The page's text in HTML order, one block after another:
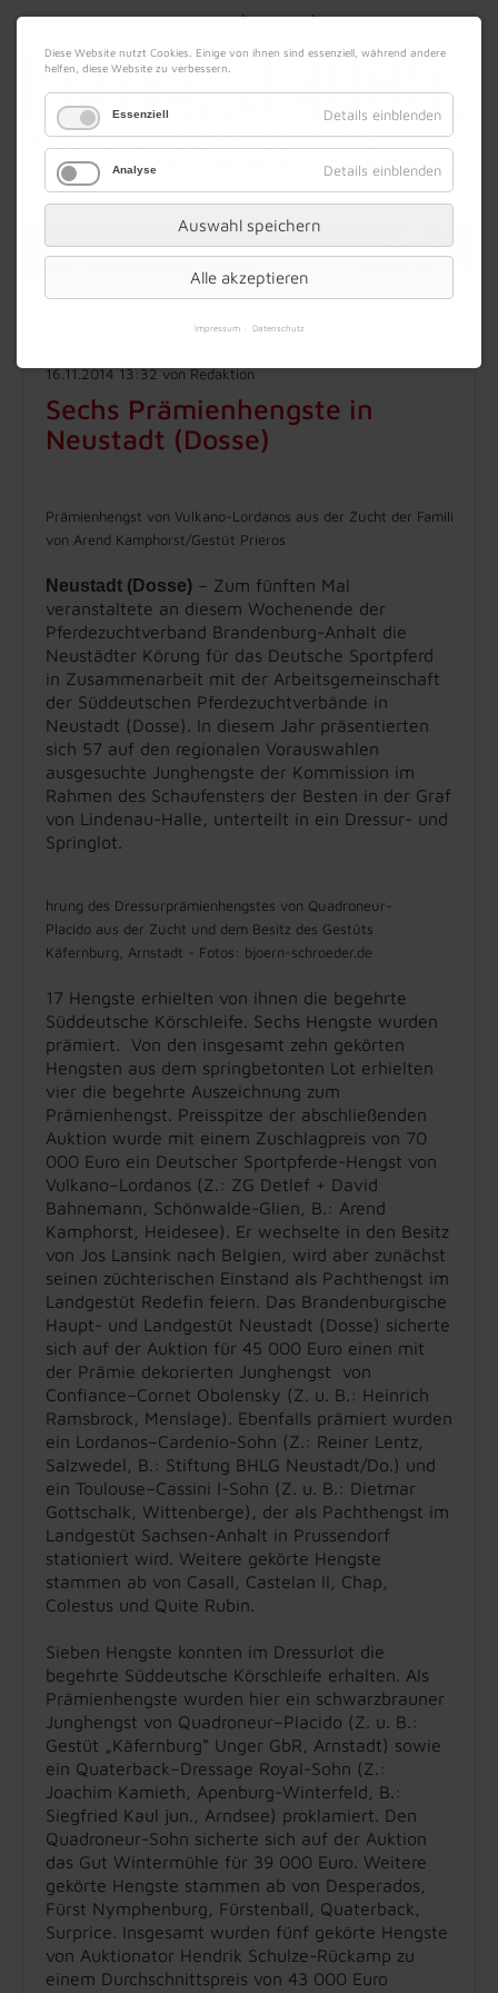
09. August 2026 Impressum|Kontakt|Datenschutz
Werbung
16.11.2014 13:32von Redaktion
Sechs Prämienhengste in
Neustadt (Dosse)
Prämienhengst von Vulkano-Lordanos aus der Zucht der Familie
von Arend Kamphorst/Gestüt Prieros
Neustadt (Dosse) – Zum fünften Mal
veranstaltete an diesem Wochenende der
Pferdezuchtverband Brandenburg-Anhalt die
Neustädter Körung für das Deutsche Sportpferd
in Zusammenarbeit mit der Arbeitsgemeinschaft
der Süddeutschen Pferdezuchtverbände in
Neustadt (Dosse). In diesem Jahr präsentierten
sich 57 auf den regionalen Vorauswahlen
ausgesuchte Junghengste der Kommission im
Rahmen des Schaufensters der Besten in der Graf
von Lindenau-Halle, unterteilt in ein Dressur- und
Springlot.
hrung des Dressurprämienhengstes von Quadroneur-
Placido aus der Zucht und dem Besitz des Gestüts
Käfernburg, Arnstadt - Fotos: bjoern-schroeder.de
17 Hengste erhielten von ihnen die begehrte
Süddeutsche Körschleife. Sechs Hengste wurden
prämiert. Von den insgesamt zehn gekörten
Hengsten aus dem springbetonten Lot erhielten
vier die begehrte Auszeichnung zum
Prämienhengst. Preisspitze der abschließenden
Auktion wurde mit einem Zuschlagpreis von 70
000 Euro ein Deutscher Sportpferde-Hengst von
Vulkano–Lordanos (Z.: ZG Detlef + David
Bahnemann, Schönwalde-Glien, B.: Arend
Kamphorst, Heidesee). Er wechselte in den Besitz
von Jos Lansink nach Belgien, wird aber zunächst
seinen züchterischen Einstand als Pachthengst im
Landgestüt Redefin feiern. Das Brandenburgische
Haupt- und Landgestüt Neustadt (Dosse) sicherte
sich auf der Auktion für 45 000 Euro einen mit
der Prämie dekorierten Junghengst von
Confiance–Cornet Obolensky (Z. u. B.: Heinrich
Ramsbrock, Menslage). Ebenfalls prämiert wurden
ein Lordanos–Cardenio-Sohn (Z.: Reiner Lentz,
Salzwedel, B.: Stiftung BHLG Neustadt/Do.) und
ein Toulouse–Cassini I-Sohn (Z. u. B.: Dietmar
Gottschalk, Wittenberge), der als Pachthengst im
Landgestüt Sachsen-Anhalt in Prussendorf
stationiert wird. Weitere gekörte Hengste
stammen ab von Casall, Castelan II, Chap,
Colestus und Quite Rubin.
Sieben Hengste konnten im Dressurlot die
begehrte Süddeutsche Körschleife erhalten. Als
Prämienhengste wurden hier ein schwarzbrauner
Junghengst von Quadroneur–Placido (Z. u. B.:
Gestüt „Käfernburg“ Unger GbR, Arnstadt) sowie
ein Quaterback–Dressage Royal-Sohn (Z.:
Joachim Kamieth, Apenburg-Winterfeld, B.:
Siegfried Kaul jun., Arndsee) proklamiert. Den
Quadroneur-Sohn sicherte sich auf der Auktion
das Gut Wintermühle für 39 000 Euro. Weitere
gekörte Hengste stammen ab von Desperados,
Fürst Nymphenburg, Fürstenball, Quaterback,
Surprice. Insgesamt wurden fünf gekörte Hengste
von Auktionator Hendrik Schulze-Rückamp zu
einem Durchschnittspreis von 43 000 Euro
Diese Website nutzt Cookies. Einige von ihnen sind essenziell, während andere
helfen, diese Website zu verbessern.
Essenziell Details einblenden
Analyse Details einblenden
Auswahl speichern
Alle akzeptieren
Impressum Datenschutz